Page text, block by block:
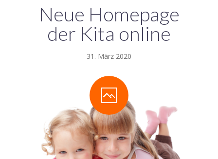
Neue Homepage
der Kita online
31. März 2020